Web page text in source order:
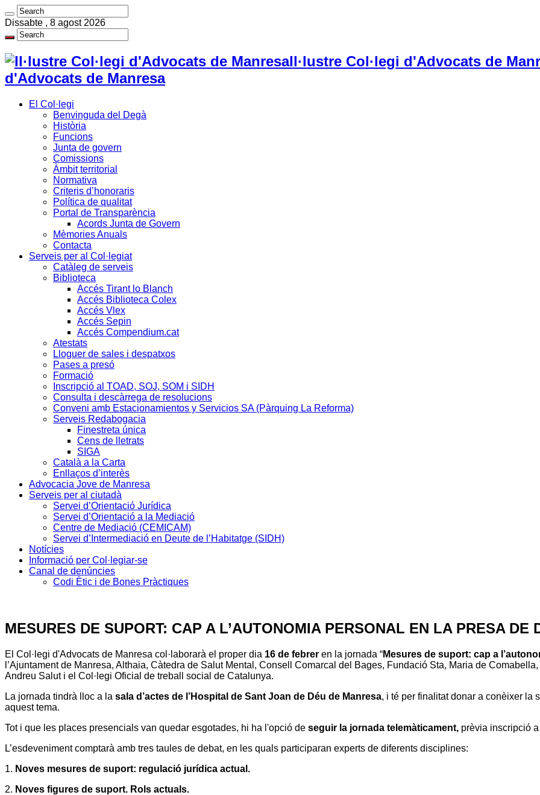
Dissabte , 8 agost 2026
Il·lustre Col·legi d'Advocats de
d'Advocats de Manresa
El Col·legi
Benvinguda del Degà
Història
Funcions
Junta de govern
Comissions
Àmbit territorial
Normativa
Criteris d’honoraris
Política de qualitat
Portal de Transparència
Acords Junta de Govern
Mèmories Anuals
Contacta
Serveis per al Col·legiat
Catàleg de serveis
Biblioteca
Accés Tirant lo Blanch
Accés Biblioteca Colex
Accés Vlex
Accés Sepin
Accés Compendium.cat
Atestats
Lloguer de sales i despatxos
Pases a presó
Formació
Inscripció al TOAD, SOJ, SOM i SIDH
Consulta i descàrrega de resolucions
Conveni amb Estacionamientos y Servicios SA (Pàrquing La Reforma)
Serveis Redabogacia
Finestreta única
Cens de lletrats
SIGA
Català a la Carta
Enllaços d’interès
Advocacia Jove de Manresa
Serveis per al ciutadà
Servei d’Orientació Jurídica
Servei d’Orientació a la Mediació
Centre de Mediació (CEMICAM)
Servei d’Intermediació en Deute de l’Habitatge (SIDH)
Notícies
Informació per Col·legiar-se
Canal de denúncies
Codi Ètic i de Bones Pràctiques
MESURES DE SUPORT: CAP A L’AUTONOMIA PERSONAL EN LA PRESA DE
El Col·legi d'Advocats de Manresa col·laborarà el proper dia 16 de febrer en la jornada “Mesures de suport: cap a
l’Ajuntament de Manresa, Althaia, Càtedra de Salut Mental, Consell Comarcal del Bages, Fundació Sta, Maria de
Andreu Salut i el Col·legi Oficial de treball social de Catalunya.
La jornada tindrà lloc a la sala d’actes de l’Hospital de Sant Joan de Déu de Manresa, i té per finalitat donar a conèixer la
aquest tema.
Tot i que les places presencials van quedar esgotades, hi ha l'opció de seguir la jornada telemàticament, prèvia inscripció
L’esdeveniment comptarà amb tres taules de debat, en les quals participaran experts de diferents disciplines:
1. Noves mesures de suport: regulació jurídica actual.
2. Noves figures de suport. Rols actuals.